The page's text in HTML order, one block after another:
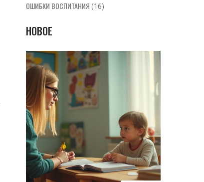
ОШИБКИ ВОСПИТАНИЯ (16)
НОВОЕ